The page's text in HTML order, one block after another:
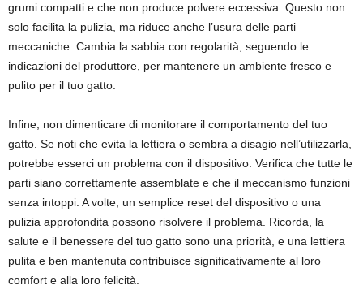
grumi compatti e che non produce polvere eccessiva. Questo non
solo facilita la pulizia, ma riduce anche l’usura delle parti
meccaniche. Cambia la sabbia con regolarità, seguendo le
indicazioni del produttore, per mantenere un ambiente fresco e
pulito per il tuo gatto.
Infine, non dimenticare di monitorare il comportamento del tuo
gatto. Se noti che evita la lettiera o sembra a disagio nell’utilizzarla,
potrebbe esserci un problema con il dispositivo. Verifica che tutte le
parti siano correttamente assemblate e che il meccanismo funzioni
senza intoppi. A volte, un semplice reset del dispositivo o una
pulizia approfondita possono risolvere il problema. Ricorda, la
salute e il benessere del tuo gatto sono una priorità, e una lettiera
pulita e ben mantenuta contribuisce significativamente al loro
comfort e alla loro felicità.